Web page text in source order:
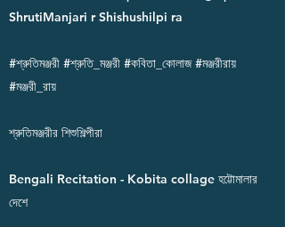
ShrutiManjari r Shishushilpi ra
#শ্রুতিমঞ্জরী #শ্রুতি_মঞ্জরী #কবিতা_কোলাজ #মঞ্জরীরায়
#মঞ্জরী_রায়
শ্রুতিমঞ্জরীর শিশুশিল্পীরা
Bengali Recitation - Kobita collage হট্টোমালার
দেশে